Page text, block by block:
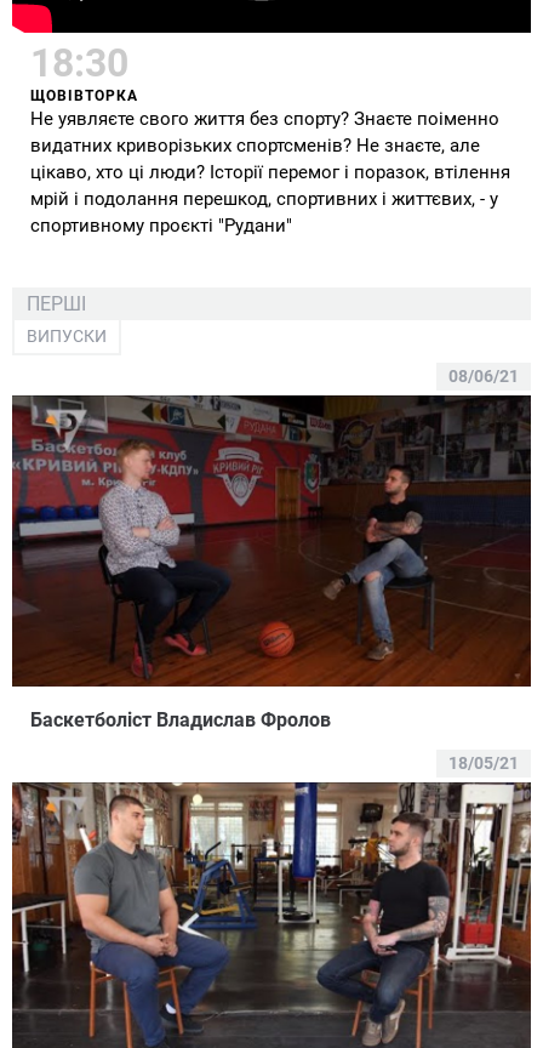
18:30
ЩОВІВТОРКА
Не уявляєте свого життя без спорту? Знаєте поіменно
видатних криворізьких спортсменів? Не знаєте, але
цікаво, хто ці люди? Історії перемог і поразок, втілення
мрій і подолання перешкод, спортивних і життєвих, - у
спортивному проєкті "Рудани"
ПЕРШІ
ВИПУСКИ
08/06/21
Баскетболіст Владислав Фролов
18/05/21